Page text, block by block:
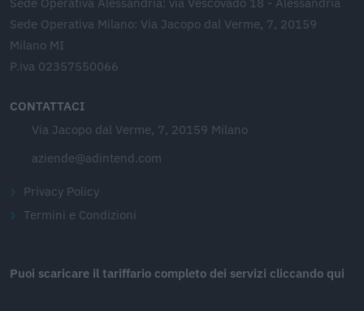
Sede Operativa Milano: Via Jacopo dal Verme, 7, 20159
Milano MI
P.iva 02357550066
CONTATTACI
Via Jacopo dal Verme, 7, 20159 Milano
aziende@adintend.com
Privacy Policy
Termini e Condizioni
Puoi scaricare il tariffario completo dei servizi cliccando qui